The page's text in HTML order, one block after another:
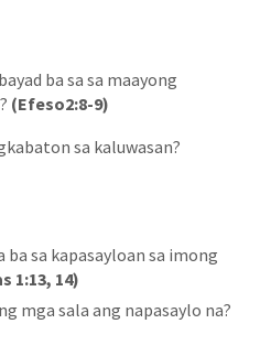
ba sa sa maayong
(Efeso2:8-9)
sa kaluwasan?
ba sa kapasayloan sa imong
1:13, 14)
mga sala ang napasaylo na?